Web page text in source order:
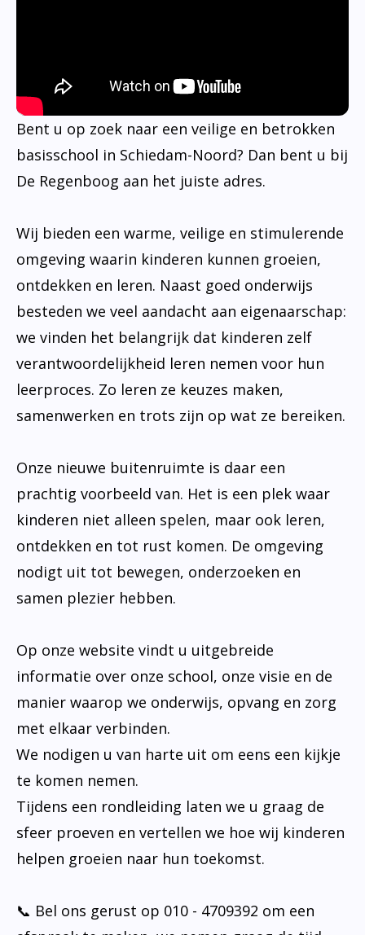
Bent u op zoek naar een veilige en betrokken
basisschool in Schiedam-Noord? Dan bent u bij
De Regenboog aan het juiste adres.
Wij bieden een warme, veilige en stimulerende
omgeving waarin kinderen kunnen groeien,
ontdekken en leren. Naast goed onderwijs
besteden we veel aandacht aan eigenaarschap:
we vinden het belangrijk dat kinderen zelf
verantwoordelijkheid leren nemen voor hun
leerproces. Zo leren ze keuzes maken,
samenwerken en trots zijn op wat ze bereiken.
Onze nieuwe buitenruimte is daar een
prachtig voorbeeld van. Het is een plek waar
kinderen niet alleen spelen, maar ook leren,
ontdekken en tot rust komen. De omgeving
nodigt uit tot bewegen, onderzoeken en
samen plezier hebben.
Op onze website vindt u uitgebreide
informatie over onze school, onze visie en de
manier waarop we onderwijs, opvang en zorg
met elkaar verbinden.
We nodigen u van harte uit om eens een kijkje
te komen nemen.
Tijdens een rondleiding laten we u graag de
sfeer proeven en vertellen we hoe wij kinderen
helpen groeien naar hun toekomst.
📞 Bel ons gerust op 010 - 4709392 om een